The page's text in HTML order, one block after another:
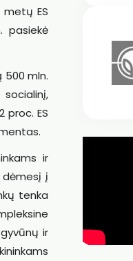
ES
pasiekė
500 mln.
socialinį,
proc. ES
ir
dėmesį į
tenka
ir